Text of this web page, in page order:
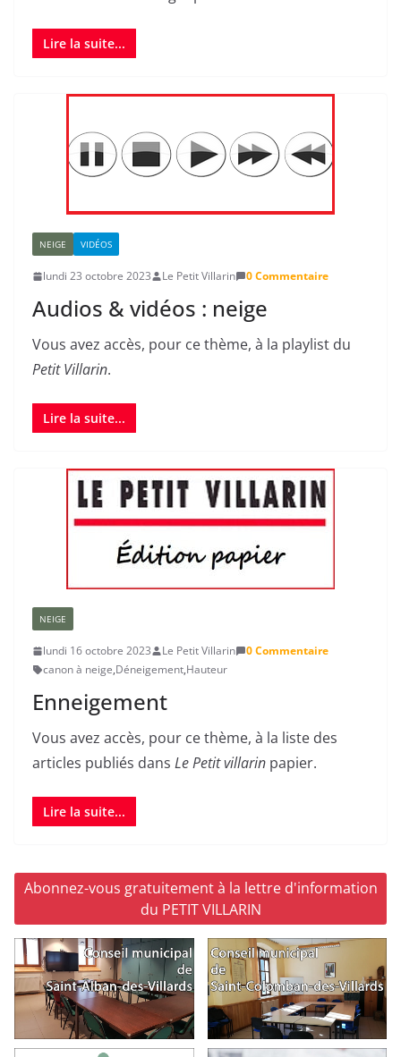
Lire la suite...
NEIGE VIDÉOS
lundi 23 octobre 2023 Le Petit Villarin 0 Commentaire
Audios & vidéos : neige
Vous avez accès, pour ce thème, à la playlist du
Petit Villarin.
Lire la suite...
NEIGE
lundi 16 octobre 2023 Le Petit Villarin
0 Commentaire
canon à neige,Déneigement,Hauteur
Enneigement
Vous avez accès, pour ce thème, à la liste des
articles publiés dans Le Petit villarin papier.
Lire la suite...
Abonnez-vous gratuitement à la lettre d'information
du PETIT VILLARIN